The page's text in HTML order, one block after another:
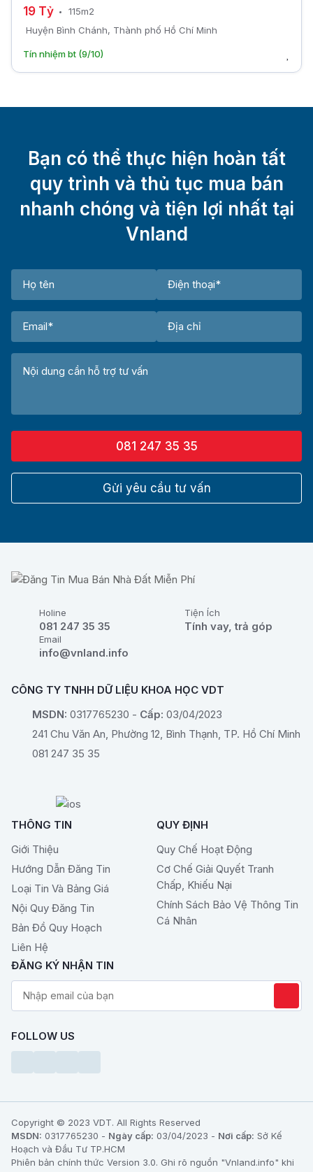
19 Tỷ
115m2
Huyện Bình Chánh, Thành phố Hồ Chí Minh
Tín nhiệm bt (9/10)
Bạn có thể thực hiện hoàn tất
quy trình và thủ tục mua bán
nhanh chóng và tiện lợi nhất tại
Vnland
081 247 35 35
Gửi yêu cầu tư vấn
Holine
081 247 35 35
Tiện Ích
Tính vay, trả góp
Email
info@vnland.info
CÔNG TY TNHH DỮ LIỆU KHOA HỌC VDT
MSDN: 0317765230 - Cấp: 03/04/2023
241 Chu Văn An, Phường 12, Bình Thạnh, TP. Hồ Chí Minh
081 247 35 35
THÔNG TIN
Giới Thiệu
Hướng Dẫn Đăng Tin
Loại Tin Và Bảng Giá
Nội Quy Đăng Tin
Bản Đồ Quy Hoạch
Liên Hệ
QUY ĐỊNH
Quy Chế Hoạt Động
Cơ Chế Giải Quyết Tranh
Chấp, Khiếu Nại
Chính Sách Bảo Vệ Thông Tin
Cá Nhân
ĐĂNG KÝ NHẬN TIN
FOLLOW US
Copyright © 2023 VDT. All Rights Reserved
MSDN: 0317765230 - Ngày cấp: 03/04/2023 - Nơi cấp: Sở Kế
Hoạch và Đầu Tư TP.HCM
Phiên bản chính thức Version 3.0. Ghi rõ nguồn "Vnland.info" khi